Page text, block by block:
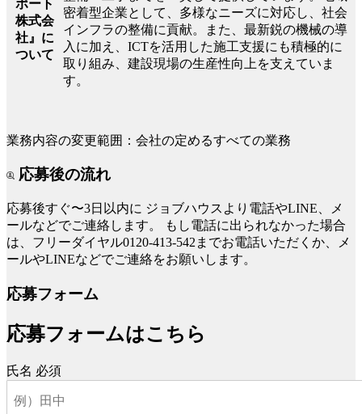
ポート
株式会
社』に
ついて
密着型企業として、多様なニーズに対応し、社会
インフラの整備に貢献。また、最新鋭の機械の導
入に加え、ICTを活用した施工支援にも積極的に
取り組み、建設現場の生産性向上を支えていま
す。
業務内容の変更範囲：会社の定めるすべての業務
応募後の流れ
応募後すぐ〜3日以内に ジョブハウスより電話やLINE、メ
ールなどでご連絡します。
もし電話に出られなかった場合
は、フリーダイヤル0120-413-542までお電話いただくか、メ
ールやLINEなどでご連絡をお願いします。
応募フォーム
応募フォームはこちら
氏名 必須